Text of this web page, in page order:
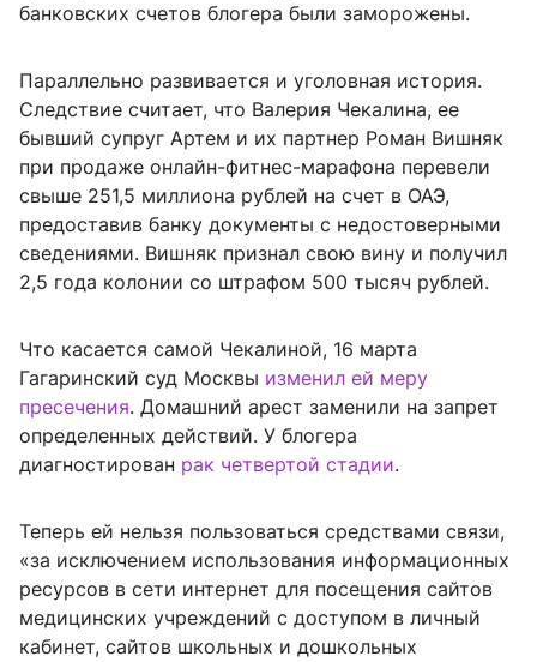
банковских счетов блогера были заморожены.
Параллельно развивается и уголовная история.
Следствие считает, что Валерия Чекалина, ее
бывший супруг Артем и их партнер Роман Вишняк
при продаже онлайн-фитнес-марафона перевели
свыше 251,5 миллиона рублей на счет в ОАЭ,
предоставив банку документы с недостоверными
сведениями. Вишняк признал свою вину и получил
2,5 года колонии со штрафом 500 тысяч рублей.
Что касается самой Чекалиной, 16 марта
Гагаринский суд Москвы изменил ей меру
пресечения. Домашний арест заменили на запрет
определенных действий. У блогера
диагностирован рак четвертой стадии.
Теперь ей нельзя пользоваться средствами связи,
«за исключением использования информационных
ресурсов в сети интернет для посещения сайтов
медицинских учреждений с доступом в личный
кабинет, сайтов школьных и дошкольных